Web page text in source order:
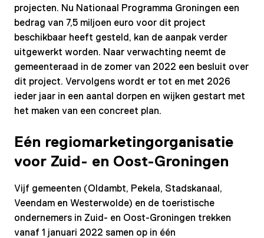
projecten. Nu Nationaal Programma Groningen een
bedrag van 7,5 miljoen euro voor dit project
beschikbaar heeft gesteld, kan de aanpak verder
uitgewerkt worden. Naar verwachting neemt de
gemeenteraad in de zomer van 2022 een besluit over
dit project. Vervolgens wordt er tot en met 2026
ieder jaar in een aantal dorpen en wijken gestart met
het maken van een concreet plan.
Eén regiomarketingorganisatie
voor Zuid- en Oost-Groningen
Vijf gemeenten (Oldambt, Pekela, Stadskanaal,
Veendam en Westerwolde) en de toeristische
ondernemers in Zuid- en Oost-Groningen trekken
vanaf 1 januari 2022 samen op in één